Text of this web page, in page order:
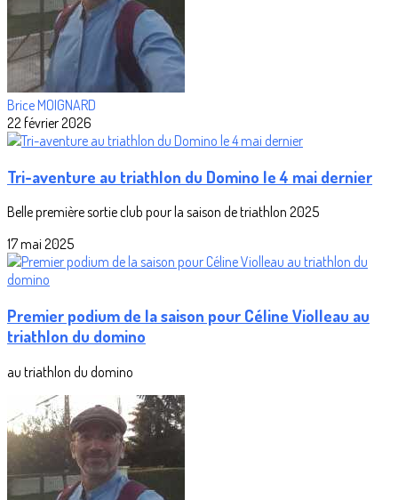
Brice MOIGNARD
22 février 2026
Tri-aventure au triathlon du Domino le 4 mai dernier
Belle première sortie club pour la saison de triathlon 2025
17 mai 2025
Premier podium de la saison pour Céline Violleau au
triathlon du domino
au triathlon du domino